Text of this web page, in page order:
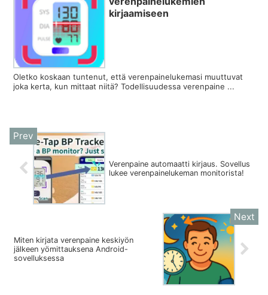
kirjaamiseen
Oletko koskaan tuntenut, että verenpainelukemasi muuttuvat
joka kerta, kun mittaat niitä? Todellisuudessa verenpaine ...
Verenpaine automaatti kirjaus. Sovellus
lukee verenpainelukeman monitorista!
Miten kirjata verenpaine keskiyön
jälkeen yömittauksena Android-
sovelluksessa